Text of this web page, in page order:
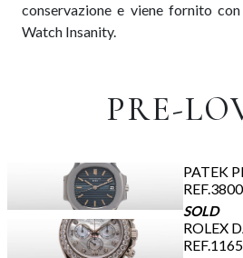
conservazione e viene fornito
Watch Insanity.
PRE-
PATEK
SOLD
ROLEX